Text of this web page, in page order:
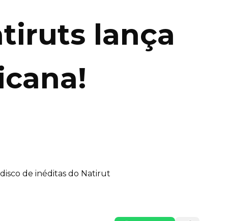
lança
de inéditas do Natirut